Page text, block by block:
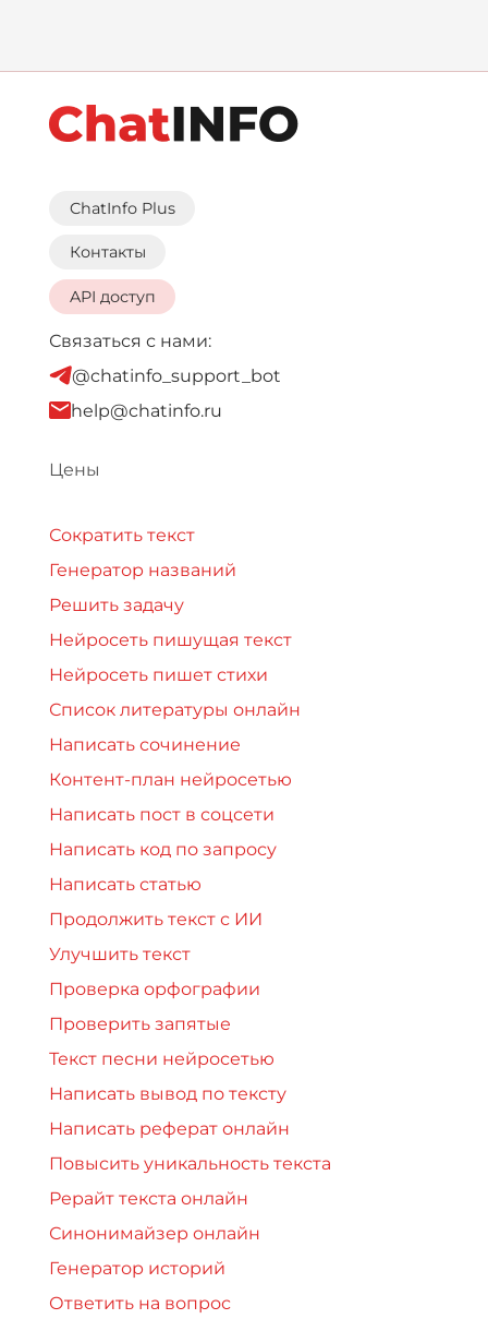
ChatInfo Plus
Контакты
API доступ
Связаться с нами:
@chatinfo_support_bot
help@chatinfo.ru
Цены
Сократить текст
Генератор названий
Решить задачу
Нейросеть пишущая текст
Нейросеть пишет стихи
Список литературы онлайн
Написать сочинение
Контент-план нейросетью
Написать пост в соцсети
Написать код по запросу
Написать статью
Продолжить текст с ИИ
Улучшить текст
Проверка орфографии
Проверить запятые
Текст песни нейросетью
Написать вывод по тексту
Написать реферат онлайн
Повысить уникальность текста
Рерайт текста онлайн
Синонимайзер онлайн
Генератор историй
Ответить на вопрос